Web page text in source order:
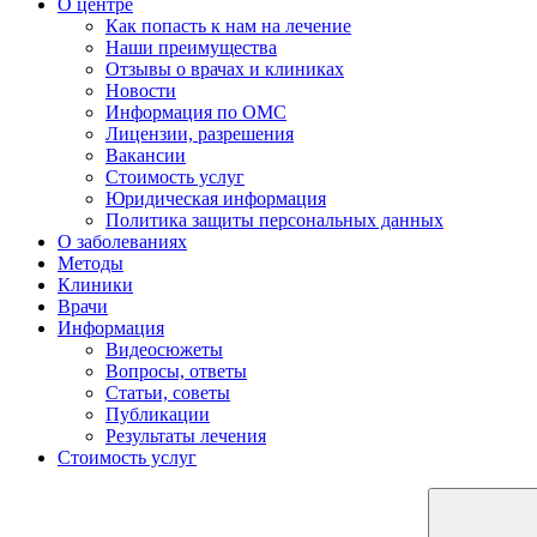
О центре
Как попасть к нам на лечение
Наши преимущества
Отзывы о врачах и клиниках
Новости
Информация по ОМС
Лицензии, разрешения
Вакансии
Стоимость услуг
Юридическая информация
Политика защиты персональных данных
О заболеваниях
Методы
Клиники
Врачи
Информация
Видеосюжеты
Вопросы, ответы
Статьи, советы
Публикации
Результаты лечения
Стоимость услуг